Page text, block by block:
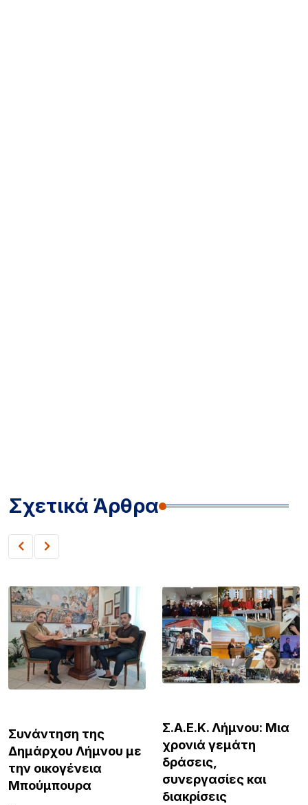
Σχετικά Άρθρα
Συνάντηση της
Δημάρχου Λήμνου με
την οικογένεια
Μπούμπουρα
Σ.Α.Ε.Κ. Λήμνου: Μια
χρονιά γεμάτη
δράσεις,
συνεργασίες και
διακρίσεις